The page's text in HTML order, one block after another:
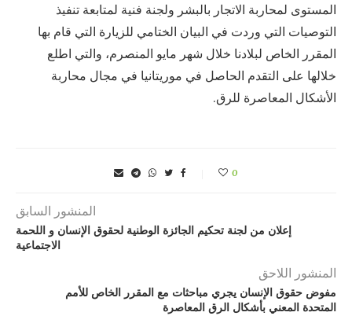
المستوى لمحاربة الاتجار بالبشر ولجنة فنية لمتابعة تنفيذ
التوصيات التي وردت في البيان الختامي للزيارة التي قام بها
المقرر الخاص لبلادنا خلال شهر مايو المنصرم، والتي اطلع
خلالها على التقدم الحاصل في موريتانيا في مجال محاربة
الأشكال المعاصرة للرق.
0
المنشور السابق
إعلان من لجنة تحكيم الجائزة الوطنية لحقوق الإنسان و اللحمة
الاجتماعية
المنشور اللاحق
مفوض حقوق الإنسان يجري مباحثات مع المقرر الخاص للأمم
المتحدة المعني بأشكال الرق المعاصرة